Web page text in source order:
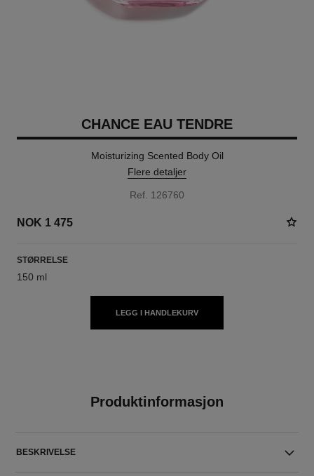
CHANCE EAU TENDRE
Moisturizing Scented Body Oil
Flere detaljer
Ref. 126760
NOK 1 475
STØRRELSE
150 ml
LEGG I HANDLEKURV
Produktinformasjon
BESKRIVELSE